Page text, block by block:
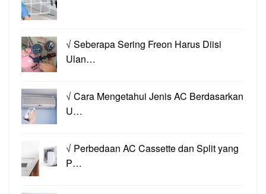
√ Seberapa Sering Freon Harus Diisi
Ulan…
√ Cara Mengetahui Jenis AC Berdasarkan
U…
√ Perbedaan AC Cassette dan Split yang
P…